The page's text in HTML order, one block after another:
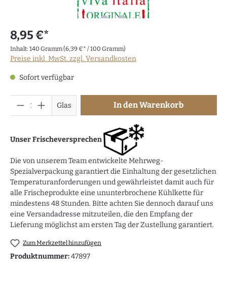
8,95 €*
Inhalt: 140 Gramm(6,39 €* / 100 Gramm)
Preise inkl. MwSt. zzgl. Versandkosten
Sofort verfügbar
Glas In den Warenkorb
Unser Frischeversprechen
Die von unserem Team entwickelte Mehrweg-
Spezialverpackung garantiert die Einhaltung der gesetzlichen
Temperaturanforderungen und gewährleistet damit auch für
alle Frischeprodukte eine ununterbrochene Kühlkette für
mindestens 48 Stunden. Bitte achten Sie dennoch darauf uns
eine Versandadresse mitzuteilen, die den Empfang der
Lieferung möglichst am ersten Tag der Zustellung garantiert.
Zum Merkzettel hinzufügen
Produktnummer:47897